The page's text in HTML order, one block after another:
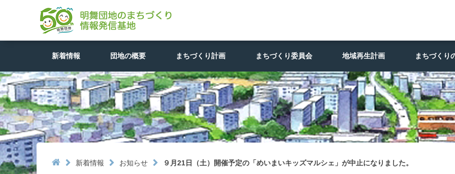
新着情報 団地の概要 まちづくり計画 まちづくり委員会 地域再生計画 まちづくり
 新着情報 お知らせ ９月21日（土）開催予定の「めいまいキッズマルシェ」が中止になりました。